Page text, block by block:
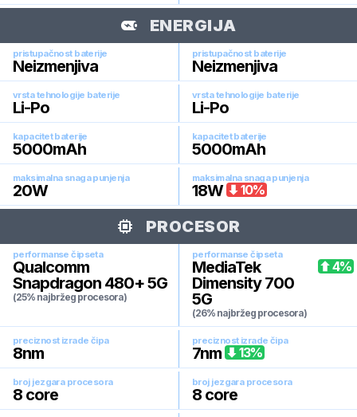
ENERGIJA
pristupačnost baterije
Neizmenjiva
pristupačnost baterije
Neizmenjiva
vrsta tehnologije baterije
Li-Po
vrsta tehnologije baterije
Li-Po
kapacitet baterije
5000mAh
kapacitet baterije
5000mAh
maksimalna snaga punjenja
20W
maksimalna snaga punjenja
18W 10%
PROCESOR
performanse čipseta
Qualcomm
Snapdragon 480+ 5G
(25% najbržeg procesora)
performanse čipseta
MediaTek
Dimensity 700
5G
(26% najbržeg procesora)
4%
preciznost izrade čipa
8nm
preciznost izrade čipa
7nm 13%
broj jezgara procesora
8 core
broj jezgara procesora
8 core